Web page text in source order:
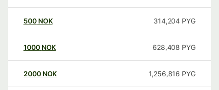
500 NOK 314,204 PYG
1000 NOK 628,408 PYG
2000 NOK 1,256,816 PYG